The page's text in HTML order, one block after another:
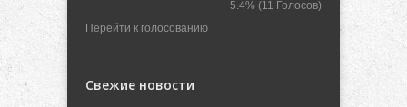
5.4% (11 Голосов)
Перейти к голосованию
Свежие новости